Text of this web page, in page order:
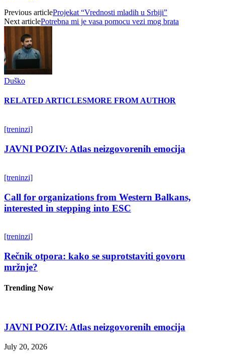
Previous articleProjekat “Vrednosti mladih u Srbiji”
Next articlePotrebna mi je vasa pomocu vezi mog brata
Duško
RELATED ARTICLESMORE FROM AUTHOR
[treninzi]
JAVNI POZIV: Atlas neizgovorenih emocija
[treninzi]
Call for organizations from Western Balkans,
interested in stepping into ESC
[treninzi]
Rečnik otpora: kako se suprotstaviti govoru
mržnje?
Trending Now
JAVNI POZIV: Atlas neizgovorenih emocija
July 20, 2026